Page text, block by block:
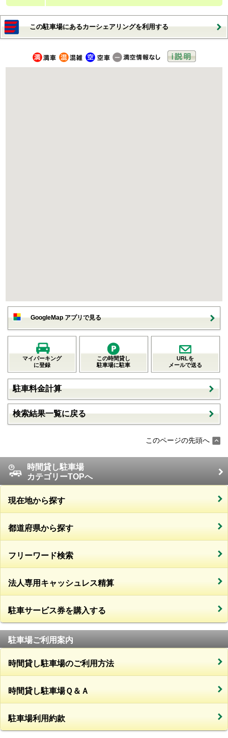
この駐車場にあるカーシェアリングを利用する
GoogleMap アプリで見る
マイパーキング
に登録
この時間貸し
駐車場に駐車
URLを
メールで送る
駐車料金計算
検索結果一覧に戻る
このページの先頭へ
時間貸し駐車場
カテゴリーTOPへ
現在地から探す
都道府県から探す
フリーワード検索
法人専用キャッシュレス精算
駐車サービス券を購入する
駐車場ご利用案内
時間貸し駐車場のご利用方法
時間貸し駐車場Ｑ＆Ａ
駐車場利用約款